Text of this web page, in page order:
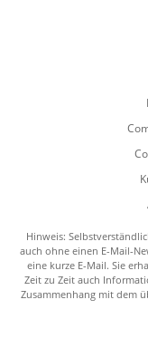
Hinweis:
auch ohne einen E-Mail-
eine kurze E-Mail. Sie
Zeit zu Zeit auch
Zusammenhang mit dem